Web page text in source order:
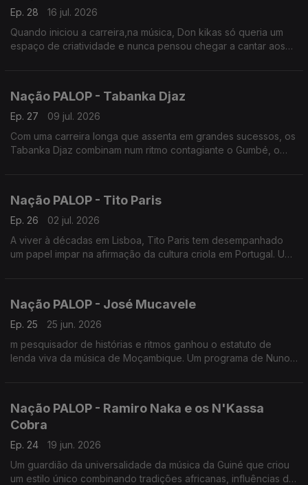
Ep. 28
16 jul. 2026
Quando iniciou a carreira,na música, Don kikas só queria um
espaço de criatividade e nunca pensou chegar a cantar aos
Nação PALOP - Tabanka Djaz
Ep. 27
09 jul. 2026
Com uma carreira longa que assenta em grandes sucessos, os
Tabanka Djaz combinam num ritmo contagiante o Gumbé, o
Nação PALOP - Tito Paris
Ep. 26
02 jul. 2026
A viver à décadas em Lisboa, Tito Paris tem desempanhado
um papel impar na afirmação da cultura criola em Portugal. Um
Nação PALOP - José Mucavele
Ep. 25
25 jun. 2026
m pesquisador de histórias e ritmos ganhou o estatuto de
lenda viva da música de Moçambique. Um programa de Nuno
Nação PALOP - Ramiro Naka e os N'Kassa
Cobra
Ep. 24
19 jun. 2026
Um guardião da universalidade da música da Guiné que criou
um estilo único combinando tradições africanas, influências do